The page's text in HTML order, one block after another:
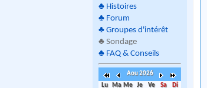
♣ Histoires
♣ Forum
♣ Groupes d'intérêt
♣ Sondage
♣ FAQ & Conseils
Aou 2026
Lu
Ma Me Je Ve Sa
Di